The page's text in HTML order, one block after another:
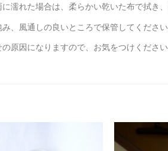
濡れた場合は、柔らかい乾いた布で拭き
、風通しの良いところで保管してください
原因になりますので、お気をつけください